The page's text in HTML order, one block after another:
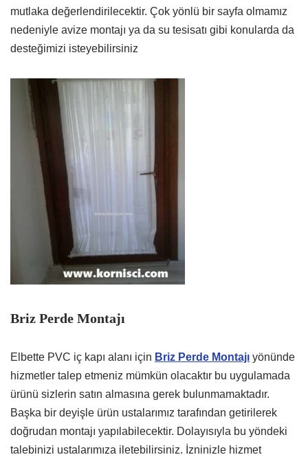
mutlaka değerlendirilecektir. Çok yönlü bir sayfa olmamız
nedeniyle avize montajı ya da su tesisatı gibi konularda da
desteğimizi isteyebilirsiniz
Briz Perde Montajı
Elbette PVC iç kapı alanı için Briz Perde Montajı yönünde
hizmetler talep etmeniz mümkün olacaktır bu uygulamada
ürünü sizlerin satın almasına gerek bulunmamaktadır.
Başka bir deyişle ürün ustalarımız tarafından getirilerek
doğrudan montajı yapılabilecektir. Dolayısıyla bu yöndeki
talebinizi ustalarımıza iletebilirsiniz. İzninizle hizmet